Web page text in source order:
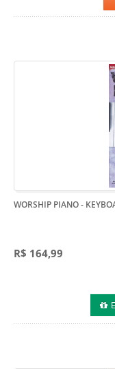
WORSHIP PIANO -
R$ 164,99